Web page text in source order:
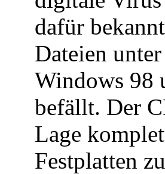
dafür
Dateien
Windows 98
befällt. Der
Lage
Festplatten